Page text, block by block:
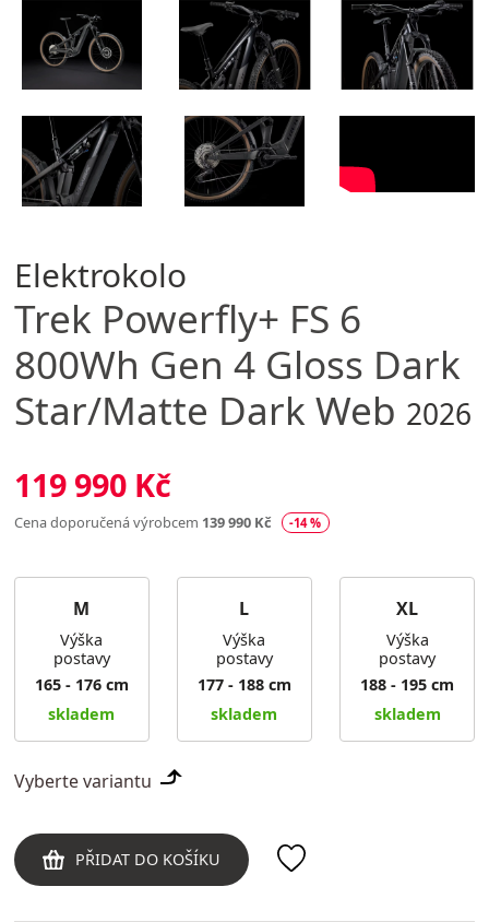
Elektrokolo
TrekPowerfly+ FS 6
800Wh Gen 4 Gloss Dark
Star/Matte Dark Web 2026
119 990 Kč
Cena doporučená výrobcem 139 990 Kč -14 %
M
Výška
postavy
165 - 176 cm
skladem
L
Výška
postavy
177 - 188 cm
skladem
XL
Výška
postavy
188 - 195 cm
skladem
Vyberte variantu
PŘIDAT DO KOŠÍKU